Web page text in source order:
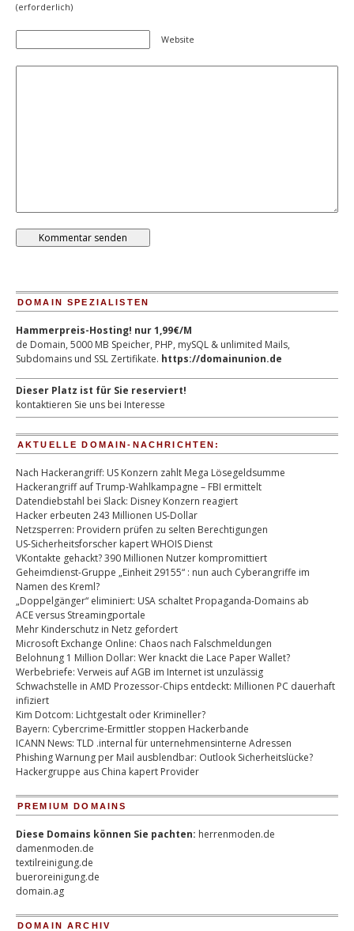
(erforderlich)
Website
DOMAIN SPEZIALISTEN
Hammerpreis-Hosting! nur 1,99€/M
de Domain, 5000 MB Speicher, PHP, mySQL & unlimited Mails,
Subdomains und SSL Zertifikate. https://domainunion.de
Dieser Platz ist für Sie reserviert!
kontaktieren Sie uns bei Interesse
AKTUELLE DOMAIN-NACHRICHTEN:
Nach Hackerangriff: US Konzern zahlt Mega Lösegeldsumme
Hackerangriff auf Trump-Wahlkampagne – FBI ermittelt
Datendiebstahl bei Slack: Disney Konzern reagiert
Hacker erbeuten 243 Millionen US-Dollar
Netzsperren: Providern prüfen zu selten Berechtigungen
US-Sicherheitsforscher kapert WHOIS Dienst
VKontakte gehackt? 390 Millionen Nutzer kompromittiert
Geheimdienst-Gruppe „Einheit 29155“ : nun auch Cyberangriffe im
Namen des Kreml?
„Doppelgänger“ eliminiert: USA schaltet Propaganda-Domains ab
ACE versus Streamingportale
Mehr Kinderschutz in Netz gefordert
Microsoft Exchange Online: Chaos nach Falschmeldungen
Belohnung 1 Million Dollar: Wer knackt die Lace Paper Wallet?
Werbebriefe: Verweis auf AGB im Internet ist unzulässig
Schwachstelle in AMD Prozessor-Chips entdeckt: Millionen PC dauerhaft
infiziert
Kim Dotcom: Lichtgestalt oder Krimineller?
Bayern: Cybercrime-Ermittler stoppen Hackerbande
ICANN News: TLD .internal für unternehmensinterne Adressen
Phishing Warnung per Mail ausblendbar: Outlook Sicherheitslücke?
Hackergruppe aus China kapert Provider
PREMIUM DOMAINS
Diese Domains können Sie pachten: herrenmoden.de
damenmoden.de
textilreinigung.de
bueroreinigung.de
domain.ag
DOMAIN ARCHIV